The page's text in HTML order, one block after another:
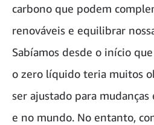
carbono que podem
renováveis e equilibrar
Sabíamos desde o início
o zero líquido teria muitos
ser ajustado para mudanças
e no mundo. No entanto,